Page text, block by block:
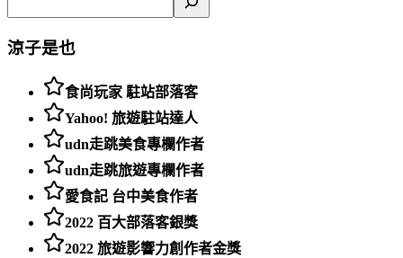
涼子是也
食尚玩家 駐站部落客
Yahoo! 旅遊駐站達人
udn走跳美食專欄作者
udn走跳旅遊專欄作者
愛食記 台中美食作者
2022 百大部落客銀獎
2022 旅遊影響力創作者金獎